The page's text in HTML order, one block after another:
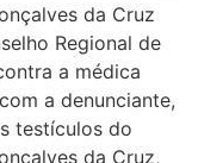
da Cruz
Regional de
a médica
a denunciante,
testículos do
da Cruz,